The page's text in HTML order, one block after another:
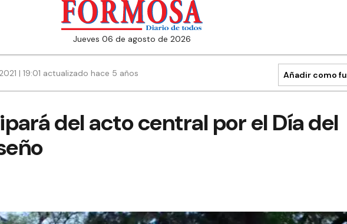
jueves 06 de agosto de 2026
| 19:01 actualizado hace 5 años Añadir como
del acto central por el Día del